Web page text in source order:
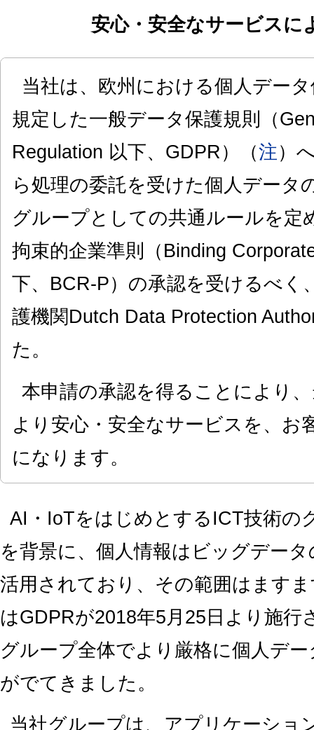
安心・安全なサービスに
当社は、欧州における個人デー
規定した一般データ保護規則（
Regulation 以下、GDPR）（注）
ら処理の委託を受けた個人データ
グループとしての共通ルールを定
拘束的企業準則（Binding
下、BCR-P）の承認を受けるべく
護機関Dutch Data Protection
た。
本申請の承認を得ることにより
より安心・安全なサービスを、お
になります。
AI・IoTをはじめとするICT技術の
を背景に、個人情報はビッグデー
活用されており、その範囲はます
はGDPRが2018年5月25日より施行
グループ全体でより厳格に個人デ
がでてきました。
当社グループは、アプリケーショ